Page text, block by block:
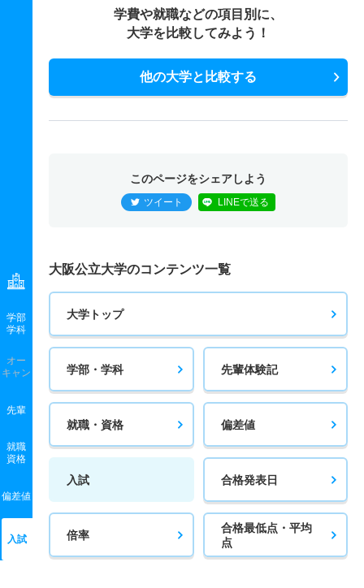
学部
学科
オー
キャン
先輩
就職
資格
偏差値
入試
学費や就職などの項目別に、
大学を比較してみよう！
他の大学と比較する
このページをシェアしよう
ツイート LINEで送る
大阪公立大学のコンテンツ一覧
大学トップ
学部・学科 先輩体験記
就職・資格 偏差値
入試 合格発表日
倍率
合格最低点・平均
点